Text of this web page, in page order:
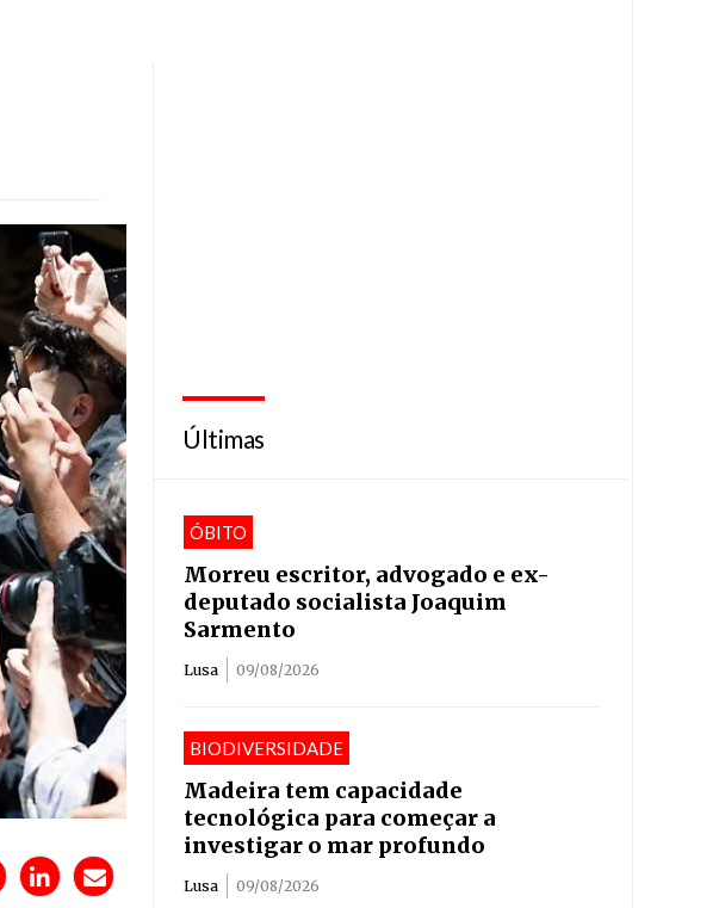
Últimas
ÓBITO
Morreu escritor, advogado e ex-
deputado socialista Joaquim
Sarmento
Lusa 09/08/2026
BIODIVERSIDADE
Madeira tem capacidade
tecnológica para começar a
investigar o mar profundo
Lusa 09/08/2026